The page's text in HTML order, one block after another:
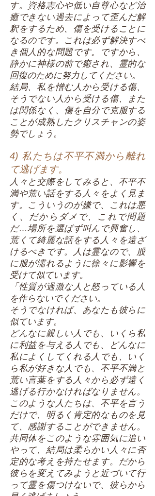
す。資格志心や低い自尊心など治
癒できない過去によって歪んだ解
釈をするため、傷を受けることに
なるのです。これは必ず解決すべ
き個人的な問題です。ですから、
静かに神様の前で癒され、霊的な
回復のために努力してください。
結局、私を憎む人から受ける傷、
そうでない人から受ける傷、また
は関係なく、傷を自分で克服する
ことが成熟したクリスチャンの姿
勢でしょう。
4) 私たちは不平不満から離れ
て逃げます。
人々と交際をしてみると、不平不
満や荒い話をする人々をよく見ま
す。こういうのが嫌で、これは悪
く、だからダメで、これで問題
だ…場所を選ばず叫んで興奮し、
荒くて綺麗な話をする人々を遠ざ
けるべきです。人は霊なので、股
に服が濡れるように徐々に影響を
受けて似ています。
「性質が過激な人と怒っている人
を作らないでください。
そうでなければ、あなたも彼らに
似ています。
どんなに親しい人でも、いくら私
に利益を与える人でも、どんなに
私によくしてくれる人でも、いく
ら私が好きな人でも、不平不満と
荒い言葉をする人々から必ず遠く
逃げる行かなければなりません。
このような人たちは、不平を言う
だけで、明るく肯定的なものを見
て、感謝することができません。
共同体をこのような雰囲気に追い
やって、結局は柔らかい人々に否
定的な考えを持たせます。だから
彼らを変えてみようと近づいて行
って霊を傷つけないで、彼らから